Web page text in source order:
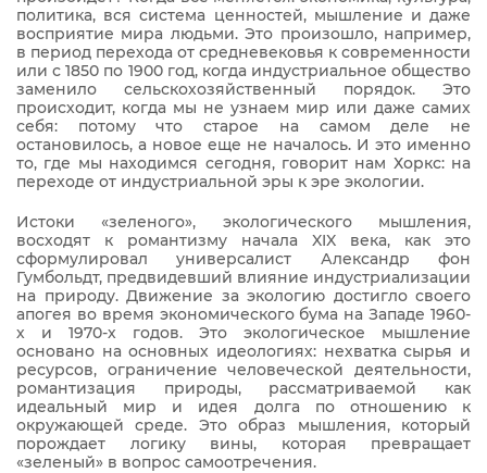
политика, вся система ценностей, мышление и даже
восприятие мира людьми. Это произошло, например,
в период перехода от средневековья к современности
или с 1850 по 1900 год, когда индустриальное общество
заменило сельскохозяйственный порядок. Это
происходит, когда мы не узнаем мир или даже самих
себя: потому что старое на самом деле не
остановилось, а новое еще не началось. И это именно
то, где мы находимся сегодня, говорит нам Хоркс: на
переходе от индустриальной эры к эре экологии.
Истоки «зеленого», экологического мышления,
восходят к романтизму начала XIX века, как это
сформулировал универсалист Александр фон
Гумбольдт, предвидевший влияние индустриализации
на природу. Движение за экологию достигло своего
апогея во время экономического бума на Западе 1960-
х и 1970-х годов. Это экологическое мышление
основано на основных идеологиях: нехватка сырья и
ресурсов, ограничение человеческой деятельности,
романтизация природы, рассматриваемой как
идеальный мир и идея долга по отношению к
окружающей среде. Это образ мышления, который
порождает логику вины, которая превращает
«зеленый» в вопрос самоотречения.